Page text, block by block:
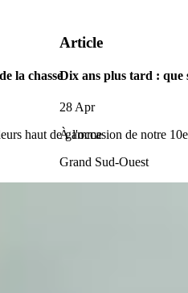
la chasse
haut de gamme
Article
Dix ans plus tard : que
28 Apr
À l'occasion de notre
Grand Sud-Ouest